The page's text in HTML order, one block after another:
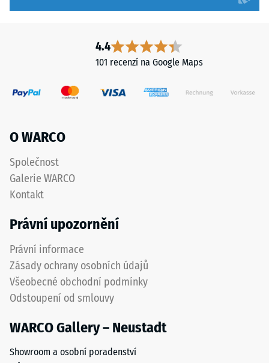
4.4
101 recenzí na Google Maps
O WARCO
Společnost
Galerie WARCO
Kontakt
Právní upozornění
Právní informace
Zásady ochrany osobních údajů
Všeobecné obchodní podmínky
Odstoupení od smlouvy
WARCO Gallery – Neustadt
Showroom a osobní poradenství